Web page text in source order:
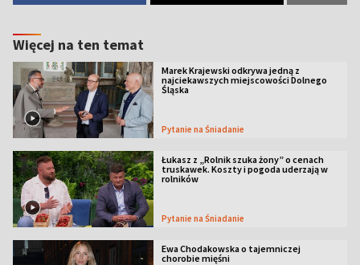
Więcej na ten temat
Marek Krajewski odkrywa jedną z
najciekawszych miejscowości Dolnego
Śląska
Pytanie na Śniadanie
Łukasz z „Rolnik szuka żony” o cenach
truskawek. Koszty i pogoda uderzają w
rolników
Pytanie na Śniadanie
Ewa Chodakowska o tajemniczej
chorobie mięśni